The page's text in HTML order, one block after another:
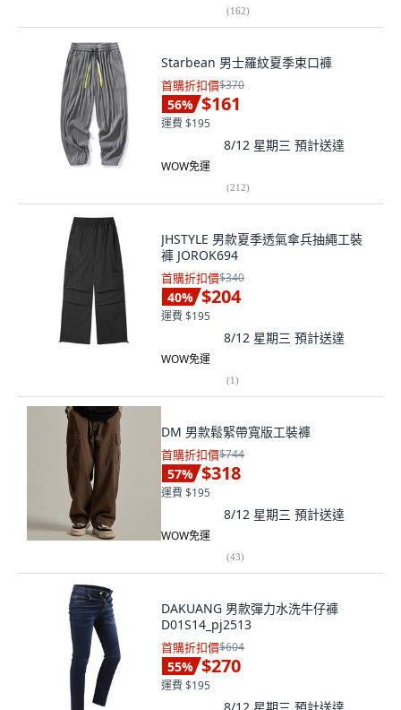
(162)
Starbean 男士羅紋夏季束口褲
首購折扣價$370
56% $161
運費 $195
8/12 星期三 預計送達
WOW免運
(212)
JHSTYLE 男款夏季透氣傘兵抽繩工裝
褲 JOROK694
首購折扣價$340
40% $204
運費 $195
8/12 星期三 預計送達
WOW免運
(1)
DM 男款鬆緊帶寬版工裝褲
首購折扣價$744
57% $318
運費 $195
8/12 星期三 預計送達
WOW免運
(43)
DAKUANG 男款彈力水洗牛仔褲
D01S14_pj2513
首購折扣價$604
55% $270
運費 $195
8/12 星期三 預計送達